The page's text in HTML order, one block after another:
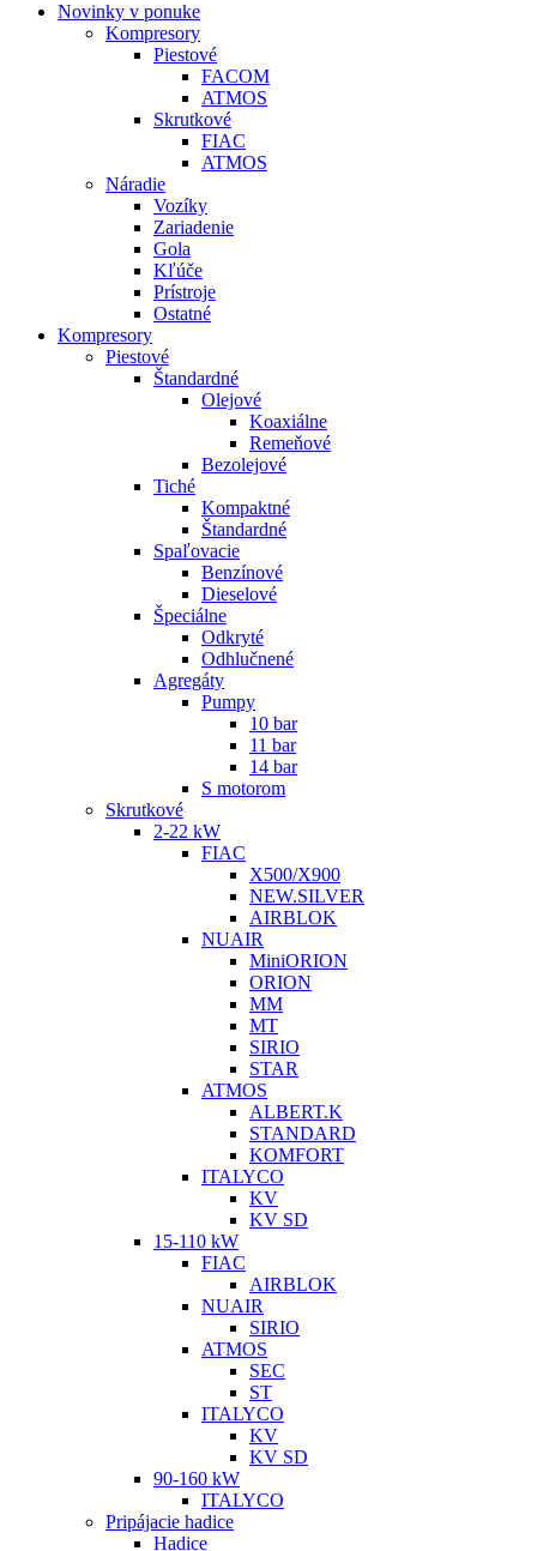
Novinky v ponuke
Kompresory
Piestové
FACOM
ATMOS
Skrutkové
FIAC
ATMOS
Náradie
Vozíky
Zariadenie
Gola
Kľúče
Prístroje
Ostatné
Kompresory
Piestové
Štandardné
Olejové
Koaxiálne
Remeňové
Bezolejové
Tiché
Kompaktné
Štandardné
Spaľovacie
Benzínové
Dieselové
Špeciálne
Odkryté
Odhlučnené
Agregáty
Pumpy
10 bar
11 bar
14 bar
S motorom
Skrutkové
2-22 kW
FIAC
X500/X900
NEW.SILVER
AIRBLOK
NUAIR
MiniORION
ORION
MM
MT
SIRIO
STAR
ATMOS
ALBERT.K
STANDARD
KOMFORT
ITALYCO
KV
KV SD
15-110 kW
FIAC
AIRBLOK
NUAIR
SIRIO
ATMOS
SEC
ST
ITALYCO
KV
KV SD
90-160 kW
ITALYCO
Pripájacie hadice
Hadice